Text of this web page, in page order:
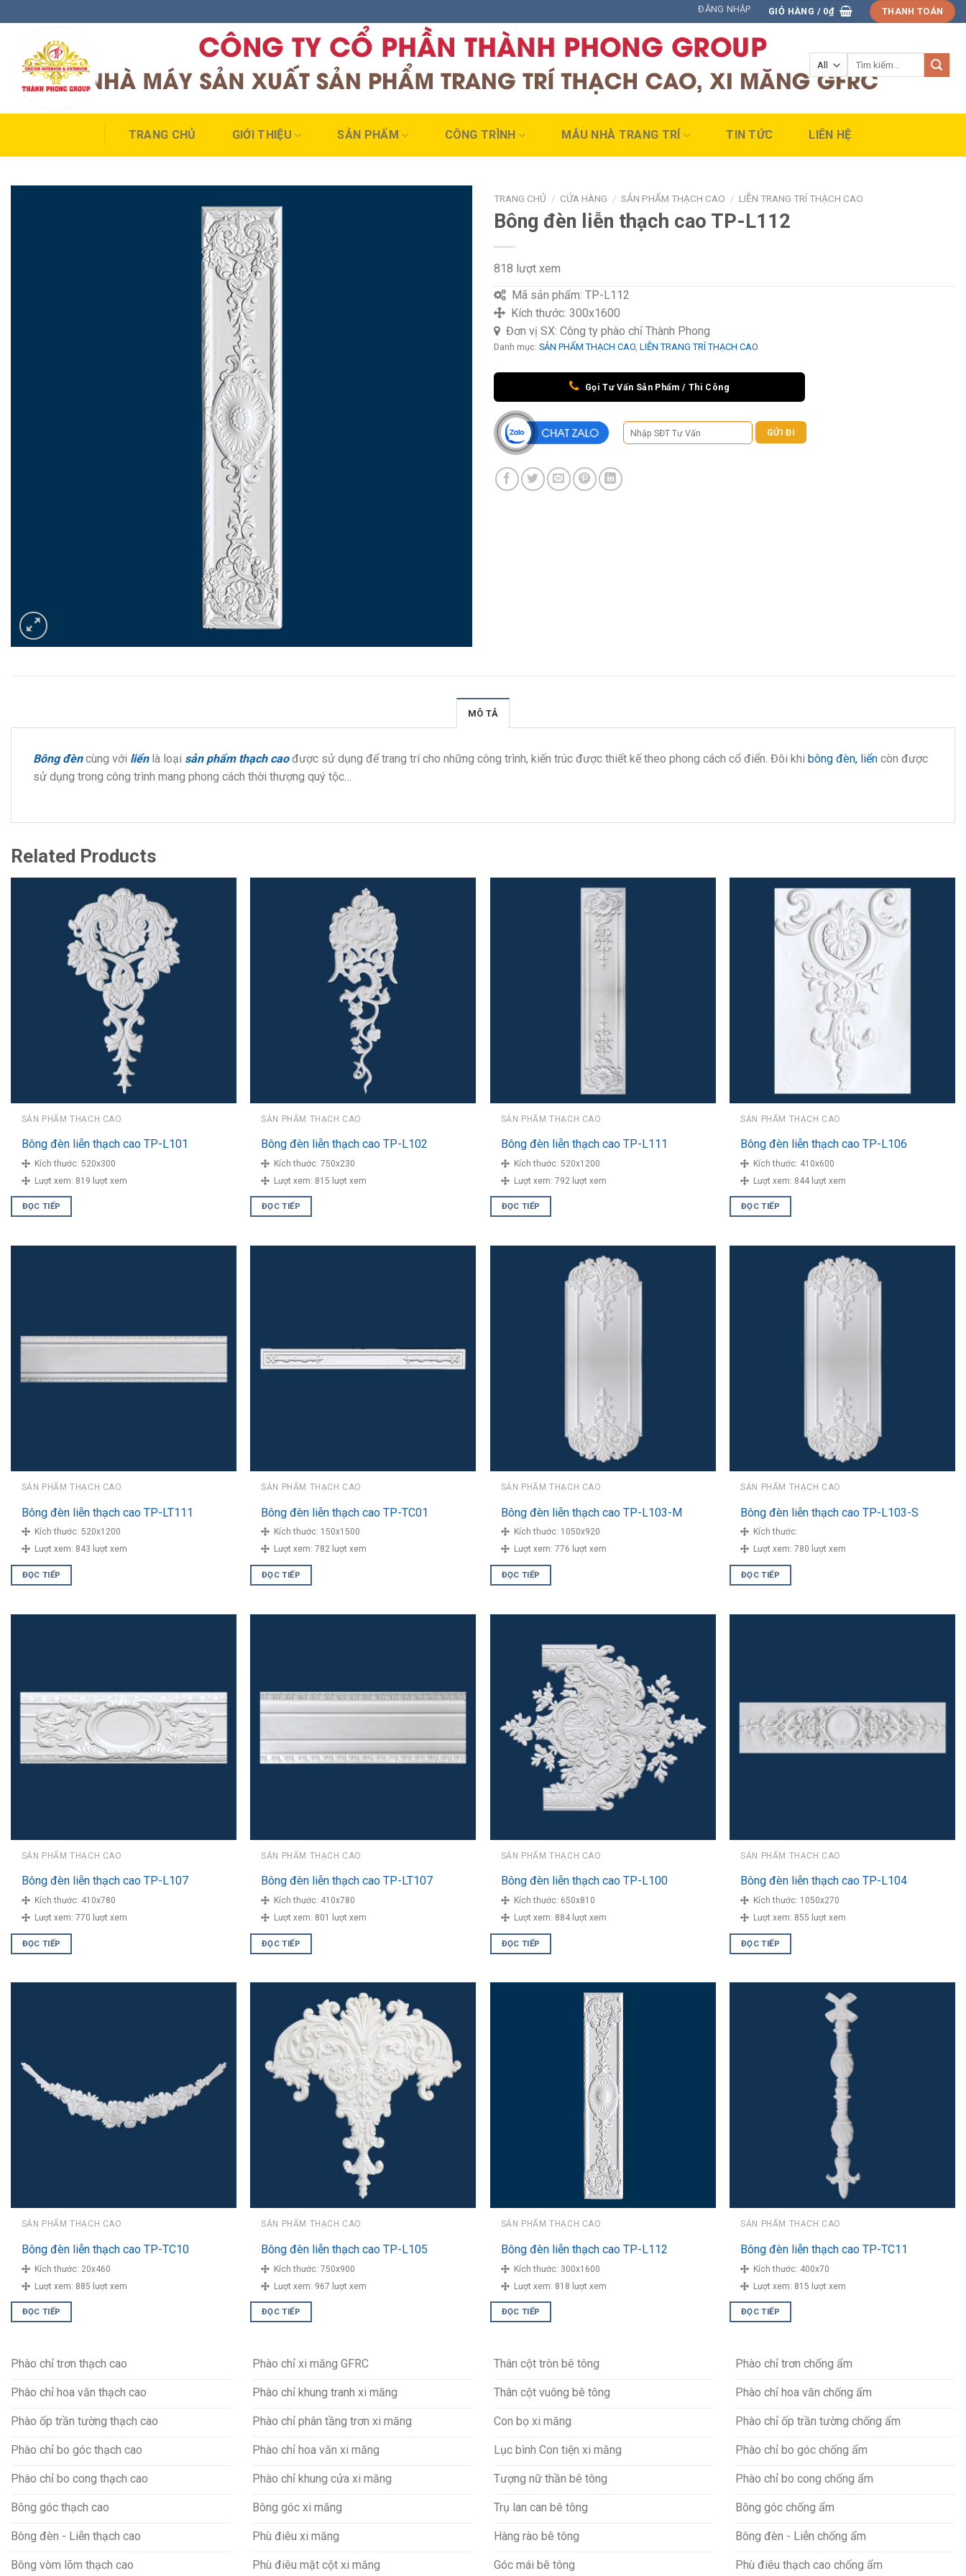
to
ĐĂNG NHẬP GIỎ HÀNG / 0₫ THANH TOÁN
TRANG CHỦ GIỚI THIỆU SẢN PHẨM CÔNG TRÌNH MẪU NHÀ TRANG TRÍ TIN TỨC LIÊN HỆ
TRANG CHỦ / CỬA HÀNG / SẢN PHẨM THẠCH CAO / LIỄN TRANG TRÍ THẠCH CAO
Bông đèn liễn thạch cao TP-L112
818 lượt xem
Mã sản phẩm: TP-L112
Kích thước: 300x1600
Đơn vị SX: Công ty phào chỉ Thành Phong
Danh mục: SẢN PHẨM THẠCH CAO LIỄN TRANG TRÍ THẠCH CAO
Gọi Tư Vấn Sản Phẩm / Thi Công
MÔ TẢ
Bông đèncùng với liểnlà loại sản phẩm thạch caođược sử dụng để trang trí cho những công trình, kiến trúc được thiết kế theo phong cách cổ điển. Đôi khi bông đèn, liển còn được
sử dụng trong công trình mang phong cách thời thượng quý tộc…
Related Products
SẢN PHẨM THẠCH CAO
Bông đèn liễn thạch cao TP-L101
Kích thước: 520x300
Lượt xem: 819 lượt xem
ĐỌC TIẾP
SẢN PHẨM THẠCH CAO
Bông đèn liễn thạch cao TP-L102
Kích thước:750x230
Lượt xem: 815 lượt xem
ĐỌC TIẾP
SẢN PHẨM THẠCH CAO
Bông đèn liễn thạch cao TP-L111
Kích thước: 520x1200
Lượt xem: 792 lượt xem
ĐỌC TIẾP
SẢN PHẨM THẠCH CAO
Bông đèn liễn thạch cao TP-L106
Kích thước: 410x600
Lượt xem: 844 lượt xem
ĐỌC TIẾP
SẢN PHẨM THẠCH CAO
Bông đèn liễn thạch cao TP-LT111
Kích thước: 520x1200
Lượt xem: 843 lượt xem
ĐỌC TIẾP
SẢN PHẨM THẠCH CAO
Bông đèn liễn thạch cao TP-TC01
Kích thước: 150x1500
Lượt xem:782 lượt xem
ĐỌC TIẾP
SẢN PHẨM THẠCH CAO
Bông đèn liễn thạch cao TP-L103-M
Kích thước: 1050x920
Lượt xem: 776 lượt xem
ĐỌC TIẾP
SẢN PHẨM THẠCH CAO
Bông đèn liễn thạch cao TP-L103-S
Kích thước:
Lượt xem:780 lượt xem
ĐỌC TIẾP
SẢN PHẨM THẠCH CAO
Bông đèn liễn thạch cao TP-L107
Kích thước: 410x780
Lượt xem: 770 lượt xem
ĐỌC TIẾP
SẢN PHẨM THẠCH CAO
Bông đèn liễn thạch cao TP-LT107
Kích thước: 410x780
Lượt xem: 801 lượt xem
ĐỌC TIẾP
SẢN PHẨM THẠCH CAO
Bông đèn liễn thạch cao TP-L100
Kích thước: 650x810
Lượt xem: 884 lượt xem
ĐỌC TIẾP
SẢN PHẨM THẠCH CAO
Bông đèn liễn thạch cao TP-L104
Kích thước: 1050x270
Lượt xem: 855 lượt xem
ĐỌC TIẾP
SẢN PHẨM THẠCH CAO
Bông đèn liễn thạch cao TP-TC10
Kích thước: 20x460
Lượt xem: 885 lượt xem
ĐỌC TIẾP
SẢN PHẨM THẠCH CAO
Bông đèn liễn thạch cao TP-L105
Kích thước:750x900
Lượt xem: 967 lượt xem
ĐỌC TIẾP
SẢN PHẨM THẠCH CAO
Bông đèn liễn thạch cao TP-L112
Kích thước: 300x1600
Lượt xem: 818 lượt xem
ĐỌC TIẾP
SẢN PHẨM THẠCH CAO
Bông đèn liễn thạch cao TP-TC11
Kích thước: 400x70
Lượt xem: 815 lượt xem
ĐỌC TIẾP
Phào chỉ trơn thạch cao
Phào chỉ hoa văn thạch cao
Phào ốp trần tường thạch cao
Phào chỉ bo góc thạch cao
Phào chỉ bo cong thạch cao
Bông góc thạch cao
Bông đèn - Liễn thạch cao
Bông vòm lõm thạch cao
Phào chỉ xi măng GFRC
Phào chỉ khung tranh xi măng
Phào chỉ phân tầng trơn xi măng
Phào chỉ hoa văn xi măng
Phào chỉ khung cửa xi măng
Bông góc xi măng
Phù điêu xi măng
Phù điêu mặt cột xi măng
Thân cột tròn bê tông
Thân cột vuông bê tông
Con bọ xi măng
Lục bình Con tiện xi măng
Tượng nữ thần bê tông
Trụ lan can bê tông
Hàng rào bê tông
Góc mái bê tông
Phào chỉ trơn chống ẩm
Phào chỉ hoa văn chống ẩm
Phào chỉ ốp trần tường chống ẩm
Phào chỉ bo góc chống ẩm
Phào chỉ bo cong chống ẩm
Bông góc chống ẩm
Bông đèn - Liễn chống ẩm
Phù điêu thạch cao chống ẩm